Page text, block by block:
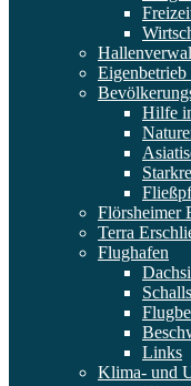
Hilfe
Flörsheimer
Terra
Flughafen
Links
Klima- und